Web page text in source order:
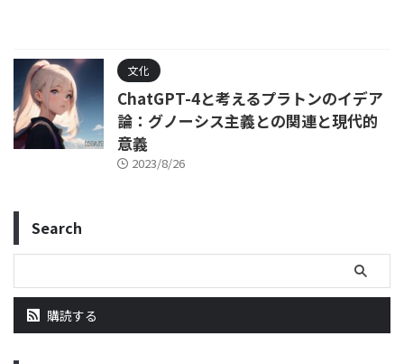
文化
ChatGPT-4と考えるプラトンのイデア
論：グノーシス主義との関連と現代的
意義
2023/8/26
Search
購読する